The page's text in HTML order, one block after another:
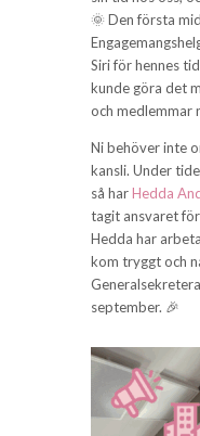
🌞 Den första
Siri för hennes
kunde göra det
och medlemmar
Ni behöver inte
kansli. Under
så harHedda
tagit ansvaret
Hedda har
kom tryggt och
september. 🎉